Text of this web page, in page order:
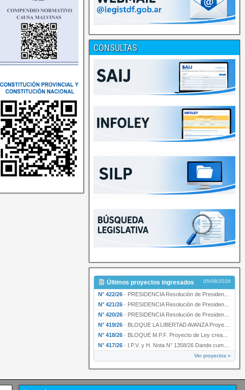
CONSULTAS
Últimos proyectos ingresados 05/08/2026
N° 422/26 · PRESIDENCIA Resolución de Presidencia N° 200/26 para su ratificación.
N° 421/26 · PRESIDENCIA Resolución de Presidencia N° 199/26 para su ratificación.
N° 420/26 · PRESIDENCIA Resolución de Presidencia N° 198/26 para su ratificación.
N° 419/26 · BLOQUE LA LIBERTAD AVANZA Proyecto de Ley declarando la esencialidad del servicio educativ…
N° 418/26 · BLOQUE M.P.F. Proyecto de Ley creando el Ente Único Regulador de servicios públicos de la …
N° 417/26 · I.P.V. y H. Nota N° 1358/26 Dando cumplimiento al artículo 29 de la Ley provincial N° 1399…
Ver proyectos »